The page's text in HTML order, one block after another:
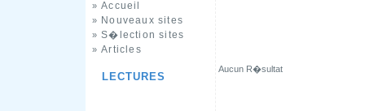
» Accueil
» Nouveaux sites
» S�lection sites
» Articles
LECTURES
Aucun R�sultat